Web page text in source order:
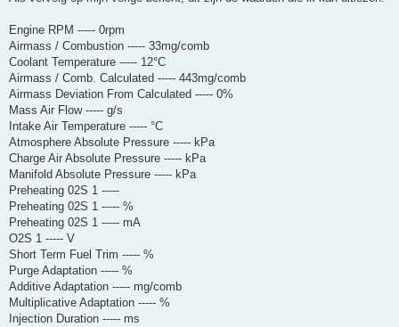
h
Engine RPM ----- 0rpm
Airmass / Combustion ----- 33mg/comb
Coolant Temperature ----- 12°C
Airmass / Comb. Calculated ----- 443mg/comb
Airmass Deviation From Calculated ----- 0%
Mass Air Flow ----- g/s
Intake Air Temperature ----- °C
Atmosphere Absolute Pressure ----- kPa
Charge Air Absolute Pressure ----- kPa
Manifold Absolute Pressure ----- kPa
Preheating 02S 1 -----
Preheating 02S 1 ----- %
Preheating 02S 1 ----- mA
O2S 1 ----- V
Short Term Fuel Trim ----- %
Purge Adaptation ----- %
Additive Adaptation ----- mg/comb
Multiplicative Adaptation ----- %
Injection Duration ----- ms